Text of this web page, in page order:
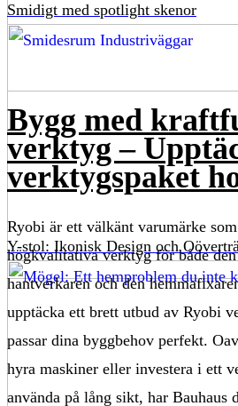
Smidigt med spotlight skenor
Y-stol: Ikonisk Design och
Bygg med
verktyg –
verktygspaket
Ryobi är ett välkänt varumärke
högkvalitativa verktyg för både
hantverkaren och den
upptäcka ett brett utbud av Ryobi
passar dina byggbehov perfekt.
hyra maskiner eller investera i ett
använda på lång sikt, har Bauhaus